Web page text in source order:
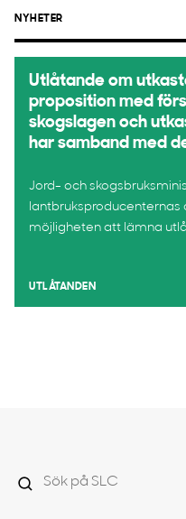
NYHETER
Utlåtande om
proposition med
skogslagen och
har samband med
Jord- och
lantbruksproducenternas
möjligheten att lämna
UTLÅTANDEN